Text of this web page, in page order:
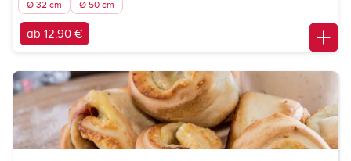
Ø 32 cm Ø 50 cm
ab 12,90 €